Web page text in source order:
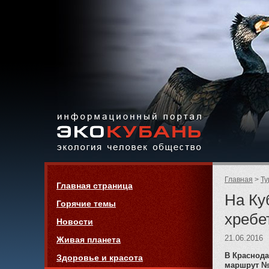
Информационный портал
«ЭКО-КУБАНЬ» Главная
На
21.06.2016
В
маршрут №
Навигация
Главная страница
Горячие темы
Новости
Живая планета
Здоровье и красота